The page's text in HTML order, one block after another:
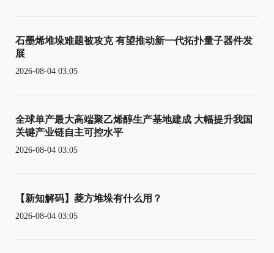
石墨烯堆垛难题被攻克 有望推动新一代拓扑量子器件发
展
2026-08-04 03:05
全球单产最大高端聚乙烯醇生产基地建成 大幅提升我国
关键产业链自主可控水平
2026-08-04 03:05
【新知解码】菱方堆垛有什么用？
2026-08-04 03:05